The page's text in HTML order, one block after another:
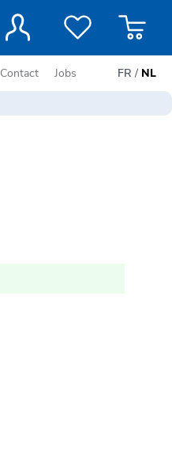
Contact Jobs FR / NL